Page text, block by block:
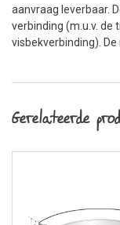
aanvraag leverbaar.
verbinding (m.u.v.
visbekverbinding).
Gerelateerde